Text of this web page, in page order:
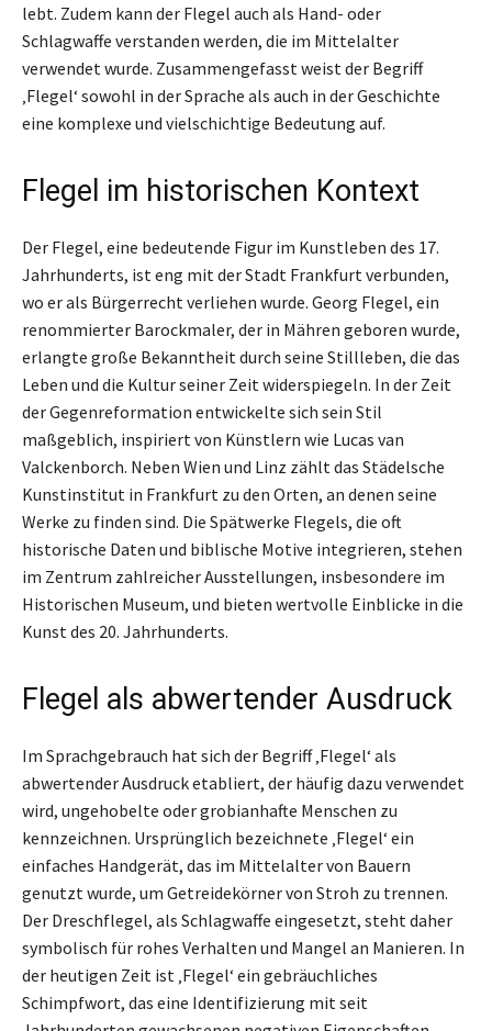
lebt. Zudem kann der Flegel auch als Hand- oder
Schlagwaffe verstanden werden, die im Mittelalter
verwendet wurde. Zusammengefasst weist der Begriff
‚Flegel‘ sowohl in der Sprache als auch in der Geschichte
eine komplexe und vielschichtige Bedeutung auf.
Flegel im historischen Kontext
Der Flegel, eine bedeutende Figur im Kunstleben des 17.
Jahrhunderts, ist eng mit der Stadt Frankfurt verbunden,
wo er als Bürgerrecht verliehen wurde. Georg Flegel, ein
renommierter Barockmaler, der in Mähren geboren wurde,
erlangte große Bekanntheit durch seine Stillleben, die das
Leben und die Kultur seiner Zeit widerspiegeln. In der Zeit
der Gegenreformation entwickelte sich sein Stil
maßgeblich, inspiriert von Künstlern wie Lucas van
Valckenborch. Neben Wien und Linz zählt das Städelsche
Kunstinstitut in Frankfurt zu den Orten, an denen seine
Werke zu finden sind. Die Spätwerke Flegels, die oft
historische Daten und biblische Motive integrieren, stehen
im Zentrum zahlreicher Ausstellungen, insbesondere im
Historischen Museum, und bieten wertvolle Einblicke in die
Kunst des 20. Jahrhunderts.
Flegel als abwertender Ausdruck
Im Sprachgebrauch hat sich der Begriff ‚Flegel‘ als
abwertender Ausdruck etabliert, der häufig dazu verwendet
wird, ungehobelte oder grobianhafte Menschen zu
kennzeichnen. Ursprünglich bezeichnete ‚Flegel‘ ein
einfaches Handgerät, das im Mittelalter von Bauern
genutzt wurde, um Getreidekörner von Stroh zu trennen.
Der Dreschflegel, als Schlagwaffe eingesetzt, steht daher
symbolisch für rohes Verhalten und Mangel an Manieren. In
der heutigen Zeit ist ‚Flegel‘ ein gebräuchliches
Schimpfwort, das eine Identifizierung mit seit